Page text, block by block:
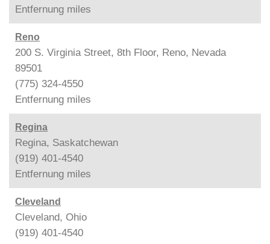
Entfernung miles
Reno
200 S. Virginia Street, 8th Floor, Reno, Nevada
89501
(775) 324-4550
Entfernung miles
Regina
Regina, Saskatchewan
(919) 401-4540
Entfernung miles
Cleveland
Cleveland, Ohio
(919) 401-4540